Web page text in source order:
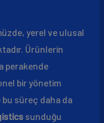
yerel ve ulusal
Ürünlerin
perakende
bir yönetim
süreç daha da
sunduğu